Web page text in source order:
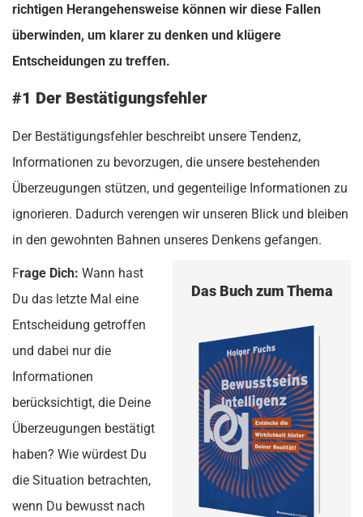
richtigen Herangehensweise können wir diese Fallen
überwinden, um klarer zu denken und klügere
Entscheidungen zu treffen.
#1 Der Bestätigungsfehler
Der Bestätigungsfehler beschreibt unsere Tendenz,
Informationen zu bevorzugen, die unsere bestehenden
Überzeugungen stützen, und gegenteilige Informationen zu
ignorieren. Dadurch verengen wir unseren Blick und bleiben
in den gewohnten Bahnen unseres Denkens gefangen.
Das Buch zum Thema
Frage Dich: Wann hast
Du das letzte Mal eine
Entscheidung getroffen
und dabei nur die
Informationen
berücksichtigt, die Deine
Überzeugungen bestätigt
haben? Wie würdest Du
die Situation betrachten,
wenn Du bewusst nach